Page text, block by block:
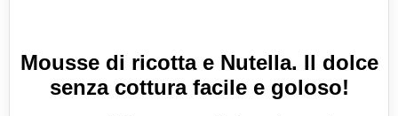
Mousse di ricotta e Nutella. Il dolce
senza cottura facile e goloso!